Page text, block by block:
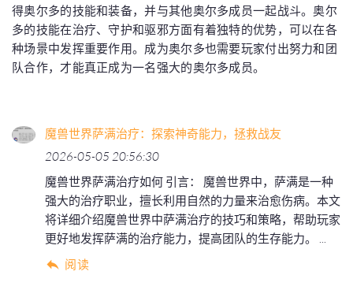
得奥尔多的技能和装备，并与其他奥尔多成员一起战斗。奥尔
多的技能在治疗、守护和驱邪方面有着独特的优势，可以在各
种场景中发挥重要作用。成为奥尔多也需要玩家付出努力和团
队合作，才能真正成为一名强大的奥尔多成员。
魔兽世界萨满治疗：探索神奇能力，拯救战友
2026-05-05 20:56:30
魔兽世界萨满治疗如何 引言： 魔兽世界中，萨满是一种
强大的治疗职业，擅长利用自然的力量来治愈伤病。本文
将详细介绍魔兽世界中萨满治疗的技巧和策略，帮助玩家
更好地发挥萨满的治疗能力，提高团队的生存能力。 ...
阅读